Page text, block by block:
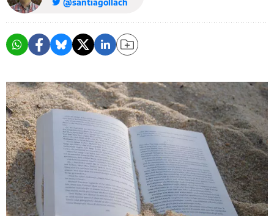
@santiagollach